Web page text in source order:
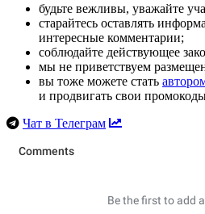
будьте вежливы, уважайте
старайтесь оставлять
интересные комментарии;
соблюдайте действующее
мы не приветствуем
вы тоже можете стать
и продвигать свои
Чат в Телеграм